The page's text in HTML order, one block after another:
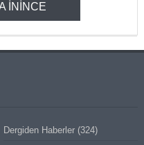
İNİNCE
Dergiden Haberler (324)